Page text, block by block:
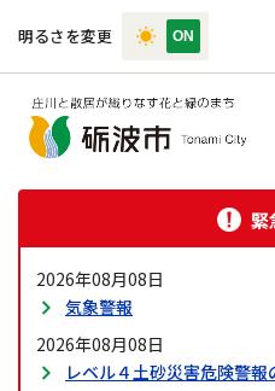
明るさを変更
緊
2026年08月08日
気象警報
2026年08月08日
レベル４土砂災害危険警